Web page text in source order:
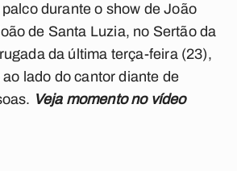
durante o show de João
de Santa Luzia, no Sertão da
da última terça-feira (23),
lado do cantor diante de
Veja momento no vídeo